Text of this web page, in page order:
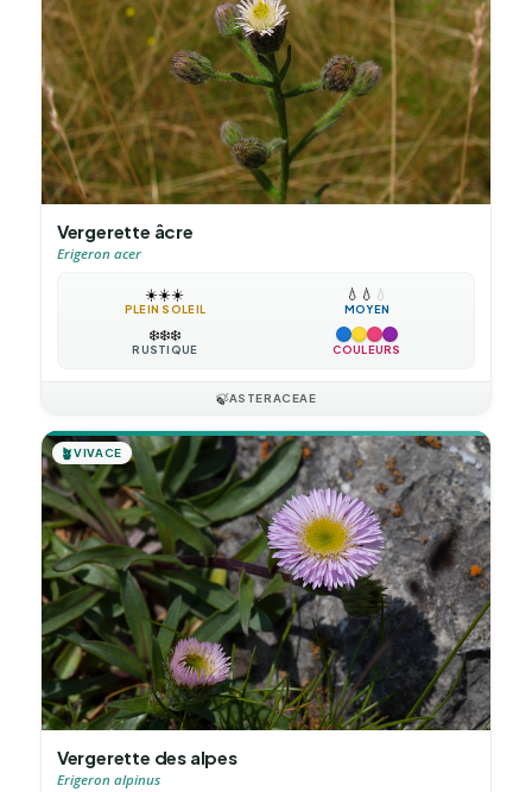
Vergerette âcre
Erigeron acer
☀️☀️☀️
PLEIN SOLEIL
💧 💧 💧
MOYEN
❄️❄️❄️
RUSTIQUE COULEURS
🍃ASTERACEAE
🪴VIVACE
Vergerette des alpes
Erigeron alpinus